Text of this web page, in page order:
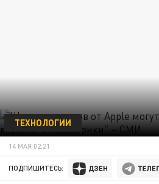
ТЕХНОЛОГИИ
14 МАЯ 02:21
ПОДПИШИТЕСЬ: